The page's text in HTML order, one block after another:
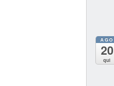
AGO
20
qui